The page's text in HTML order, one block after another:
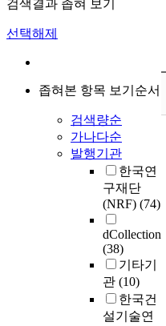
검색결과 좁혀 보기
선택해제
좁혀본 항목 보기순서
검색량순
가나다순
발행기관
한국연
구재단
(NRF) (74)
dCollection
(38)
기타기
관 (10)
한국건
설기술연